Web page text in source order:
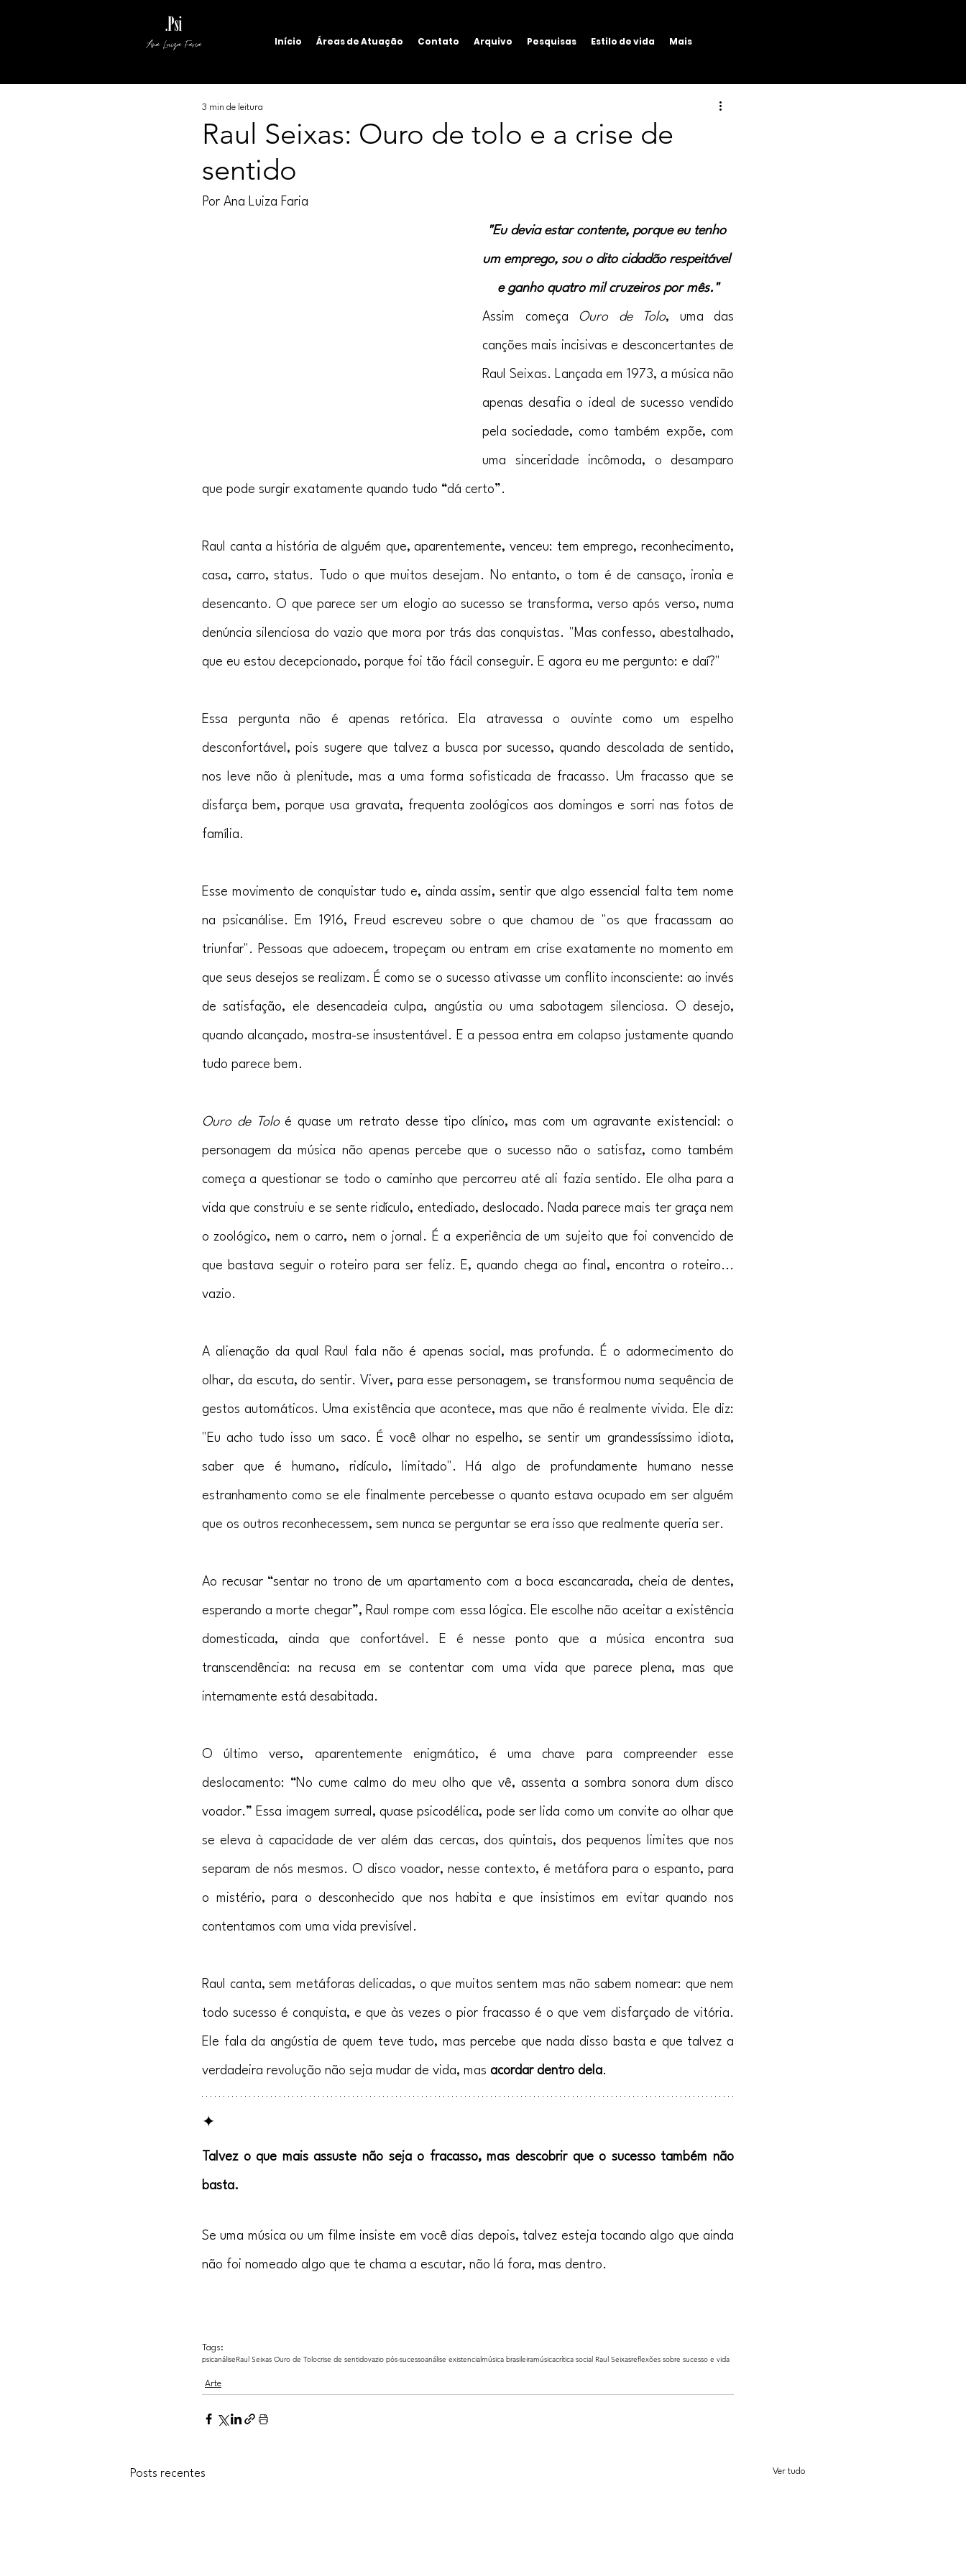
Ana Luiza Faria Início Áreas de Atuação Contato Arquivo Pesquisas Estilo de vida Mais
Raul Seixas: Ouro de tolo e a crise de
sentido
3 min de leitura
Por Ana Luiza Faria
"Eu devia estar contente, porque eu tenho
um emprego, sou o dito cidadão respeitável
e ganho quatro mil cruzeiros por mês."
Assim começa Ouro de Tolo, uma das
canções mais incisivas e desconcertantes de
Raul Seixas. Lançada em 1973, a música não
apenas desafia o ideal de sucesso vendido
pela sociedade, como também expõe, com
uma sinceridade incômoda, o desamparo
que pode surgir exatamente quando tudo “dá certo”.
Raul canta a história de alguém que, aparentemente, venceu: tem emprego, reconhecimento,
casa, carro, status. Tudo o que muitos desejam. No entanto, o tom é de cansaço, ironia e
desencanto. O que parece ser um elogio ao sucesso se transforma, verso após verso, numa
denúncia silenciosa do vazio que mora por trás das conquistas. "Mas confesso, abestalhado,
que eu estou decepcionado, porque foi tão fácil conseguir. E agora eu me pergunto: e daí?"
Essa pergunta não é apenas retórica. Ela atravessa o ouvinte como um espelho
desconfortável, pois sugere que talvez a busca por sucesso, quando descolada de sentido,
nos leve não à plenitude, mas a uma forma sofisticada de fracasso. Um fracasso que se
disfarça bem, porque usa gravata, frequenta zoológicos aos domingos e sorri nas fotos de
família.
Esse movimento de conquistar tudo e, ainda assim, sentir que algo essencial falta tem nome
na psicanálise. Em 1916, Freud escreveu sobre o que chamou de "os que fracassam ao
triunfar". Pessoas que adoecem, tropeçam ou entram em crise exatamente no momento em
que seus desejos se realizam. É como se o sucesso ativasse um conflito inconsciente: ao invés
de satisfação, ele desencadeia culpa, angústia ou uma sabotagem silenciosa. O desejo,
quando alcançado, mostra-se insustentável. E a pessoa entra em colapso justamente quando
tudo parece bem.
Ouro de Tolo é quase um retrato desse tipo clínico, mas com um agravante existencial: o
personagem da música não apenas percebe que o sucesso não o satisfaz, como também
começa a questionar se todo o caminho que percorreu até ali fazia sentido. Ele olha para a
vida que construiu e se sente ridículo, entediado, deslocado. Nada parece mais ter graça nem
o zoológico, nem o carro, nem o jornal. É a experiência de um sujeito que foi convencido de
que bastava seguir o roteiro para ser feliz. E, quando chega ao final, encontra o roteiro...
vazio.
A alienação da qual Raul fala não é apenas social, mas profunda. É o adormecimento do
olhar, da escuta, do sentir. Viver, para esse personagem, se transformou numa sequência de
gestos automáticos. Uma existência que acontece, mas que não é realmente vivida. Ele diz:
"Eu acho tudo isso um saco. É você olhar no espelho, se sentir um grandessíssimo idiota,
saber que é humano, ridículo, limitado". Há algo de profundamente humano nesse
estranhamento como se ele finalmente percebesse o quanto estava ocupado em ser alguém
que os outros reconhecessem, sem nunca se perguntar se era isso que realmente queria ser.
Ao recusar “sentar no trono de um apartamento com a boca escancarada, cheia de dentes,
esperando a morte chegar”, Raul rompe com essa lógica. Ele escolhe não aceitar a existência
domesticada, ainda que confortável. E é nesse ponto que a música encontra sua
transcendência: na recusa em se contentar com uma vida que parece plena, mas que
internamente está desabitada.
O último verso, aparentemente enigmático, é uma chave para compreender esse
deslocamento: “No cume calmo do meu olho que vê, assenta a sombra sonora dum disco
voador.” Essa imagem surreal, quase psicodélica, pode ser lida como um convite ao olhar que
se eleva à capacidade de ver além das cercas, dos quintais, dos pequenos limites que nos
separam de nós mesmos. O disco voador, nesse contexto, é metáfora para o espanto, para
o mistério, para o desconhecido que nos habita e que insistimos em evitar quando nos
contentamos com uma vida previsível.
Raul canta, sem metáforas delicadas, o que muitos sentem mas não sabem nomear: que nem
todo sucesso é conquista, e que às vezes o pior fracasso é o que vem disfarçado de vitória.
Ele fala da angústia de quem teve tudo, mas percebe que nada disso basta e que talvez a
verdadeira revolução não seja mudar de vida, mas acordar dentro dela.
✦
Talvez o que mais assuste não seja o fracasso, mas descobrir que o sucesso também não
basta.
Se uma música ou um filme insiste em você dias depois, talvez esteja tocando algo que ainda
não foi nomeado algo que te chama a escutar, não lá fora, mas dentro.
Tags:
psicanáliseRaul Seixas Ouro de Tolocrise de sentidovazio pós-sucessoanálise existencialmúsica brasileiramúsicacrítica social Raul Seixasreflexões sobre sucesso e vida
Arte
Posts recentes Ver tudo